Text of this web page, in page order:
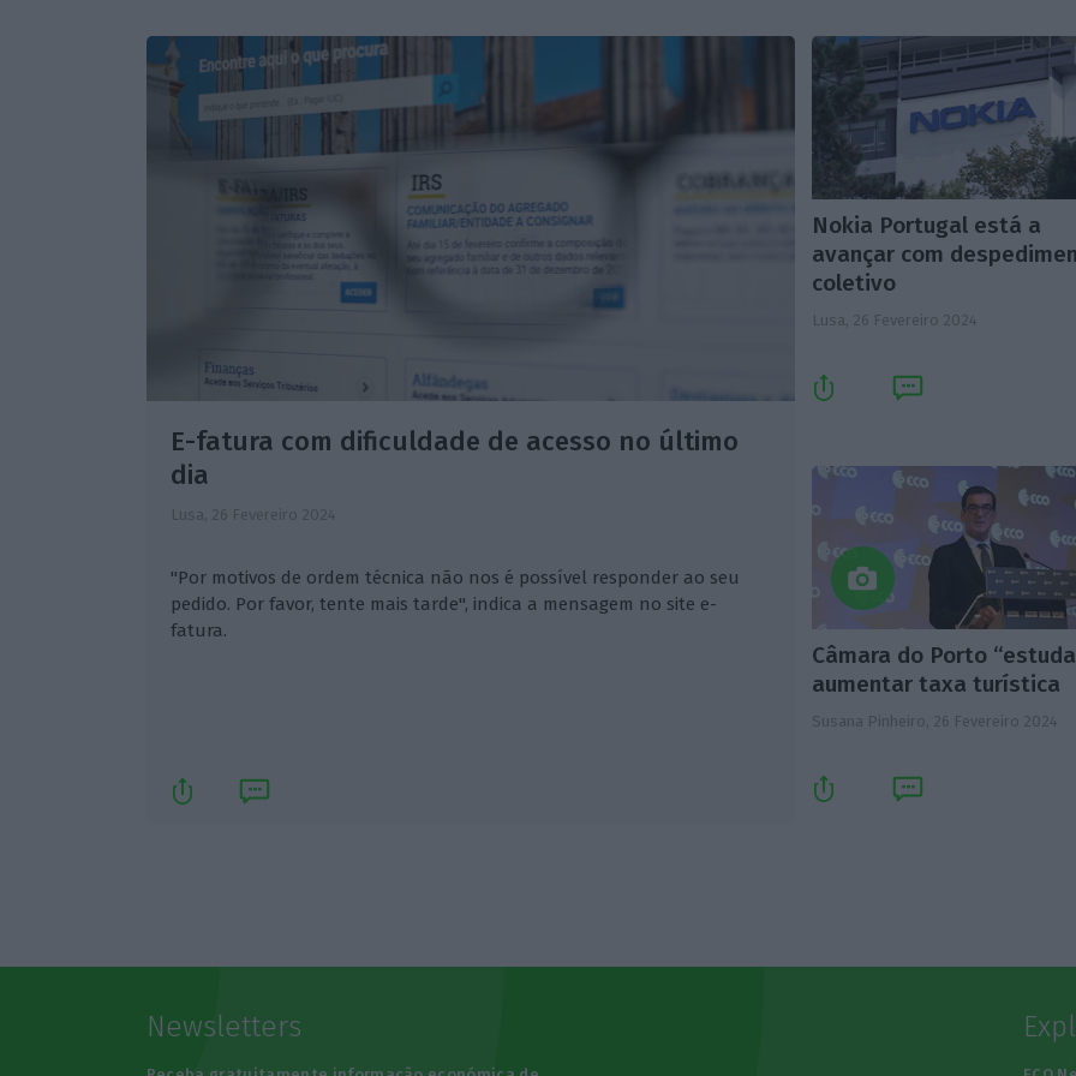
E-fatura com dificuldade de acesso no último
dia
Lusa, 26 Fevereiro 2024
"Por motivos de ordem técnica não nos é possível responder ao seu
pedido. Por favor, tente mais tarde", indica a mensagem no site e-
fatura.
Nokia Portugal está a
avançar com
coletivo
Lusa, 26 Fevereiro 2024
Câmara do Porto
aumentar taxa turística
Susana Pinheiro, 26 Fevereiro 2024
Newsletters